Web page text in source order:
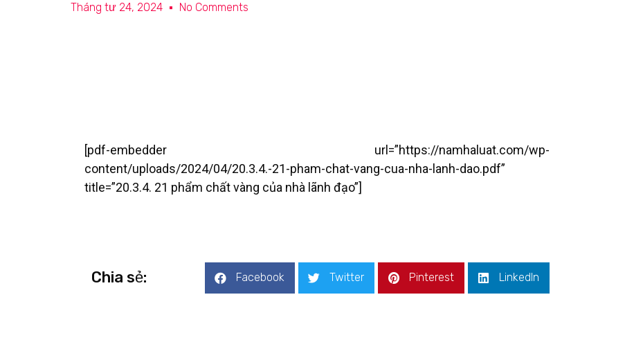
Tháng tư 24, 2024 No Comments
[pdf-embedder url=”https://namhaluat.com/wp-
content/uploads/2024/04/20.3.4.-21-pham-chat-vang-cua-nha-lanh-dao.pdf”
title=”20.3.4. 21 phẩm chất vàng của nhà lãnh đạo”]
Chia sẻ: Facebook Twitter Pinterest LinkedIn